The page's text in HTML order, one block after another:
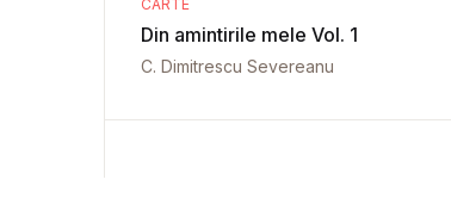
CARTE
Din amintirile mele Vol. 1
C. Dimitrescu Severeanu